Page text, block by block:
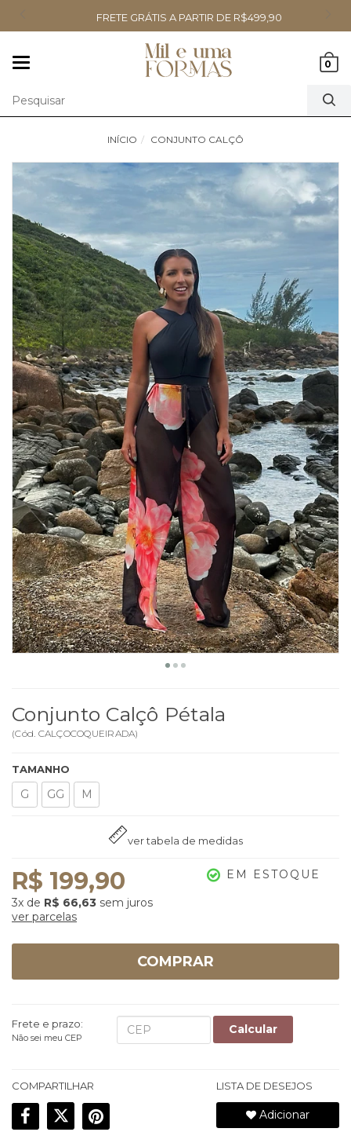
FRETE GRÁTIS A PARTIR DE R$499,90
0
INÍCIO CONJUNTO CALÇÔ
Conjunto Calçô Pétala
(Cód. CALÇOCOQUEIRADA)
TAMANHO
G GG M
ver tabela de medidas
R$ 199,90
3x de R$ 66,63 sem juros
ver parcelas
EM ESTOQUE
COMPRAR
Frete e prazo:
Não sei meu CEP
Calcular
COMPARTILHAR LISTA DE DESEJOS
Adicionar